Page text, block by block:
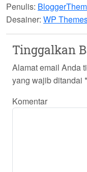
Penulis:
Desainer: WP
Tinggalkan
Alamat email Anda
yang wajib ditandai *
Komentar